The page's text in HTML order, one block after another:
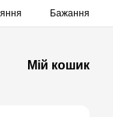
Бажання
Мій кошик